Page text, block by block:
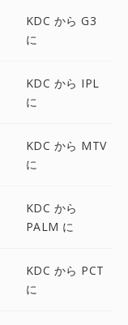
KDC から G3
に
KDC から IPL
に
KDC から MTV
に
KDC から
PALM に
KDC から PCT
に